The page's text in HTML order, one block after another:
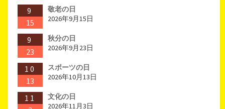
9
15
敬老の日
2026年9月15日
9
23
秋分の日
2026年9月23日
10
13
スポーツの日
2026年10月13日
11
文化の日
2026年11月3日